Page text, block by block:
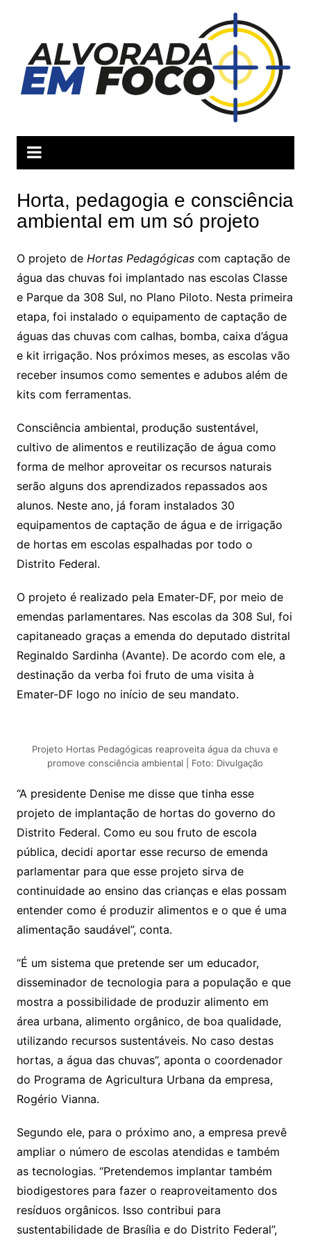
conteúdo
Horta, pedagogia e consciência
ambiental em um só projeto
O projeto de Hortas Pedagógicascom captação de
água das chuvas foi implantado nas escolas Classe
e Parque da 308 Sul, no Plano Piloto. Nesta primeira
etapa, foi instalado o equipamento de captação de
águas das chuvas com calhas, bomba, caixa d’água
e kit irrigação. Nos próximos meses, as escolas vão
receber insumos como sementes e adubos além de
kits com ferramentas.
Consciência ambiental, produção sustentável,
cultivo de alimentos e reutilização de água como
forma de melhor aproveitar os recursos naturais
serão alguns dos aprendizados repassados aos
alunos. Neste ano, já foram instalados 30
equipamentos de captação de água e de irrigação
de hortas em escolas espalhadas por todo o
Distrito Federal.
O projeto é realizado pela Emater-DF, por meio de
emendas parlamentares. Nas escolas da 308 Sul, foi
capitaneado graças a emenda do deputado distrital
Reginaldo Sardinha (Avante). De acordo com ele, a
destinação da verba foi fruto de uma visita à
Emater-DF logo no início de seu mandato.
Projeto Hortas Pedagógicas reaproveita água da chuva e
promove consciência ambiental | Foto: Divulgação
“A presidente Denise me disse que tinha esse
projeto de implantação de hortas do governo do
Distrito Federal. Como eu sou fruto de escola
pública, decidi aportar esse recurso de emenda
parlamentar para que esse projeto sirva de
continuidade ao ensino das crianças e elas possam
entender como é produzir alimentos e o que é uma
alimentação saudável”, conta.
“É um sistema que pretende ser um educador,
disseminador de tecnologia para a população e que
mostra a possibilidade de produzir alimento em
área urbana, alimento orgânico, de boa qualidade,
utilizando recursos sustentáveis. No caso destas
hortas, a água das chuvas”, aponta o coordenador
do Programa de Agricultura Urbana da empresa,
Rogério Vianna.
Segundo ele, para o próximo ano, a empresa prevê
ampliar o número de escolas atendidas e também
as tecnologias. “Pretendemos implantar também
biodigestores para fazer o reaproveitamento dos
resíduos orgânicos. Isso contribui para
sustentabilidade de Brasília e do Distrito Federal”,